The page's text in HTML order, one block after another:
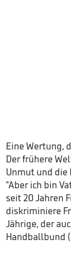
Eine Wertung,
Der frühere
Unmut und die
"Aber ich bin
seit 20 Jahren
diskriminiere
Jährige, der
Handballbund